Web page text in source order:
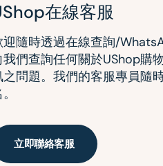
在線客服
迎隨時透過在線查詢/
我們查詢任何關於UShop購
之問題。我們的客服專員隨
立即聯絡客服